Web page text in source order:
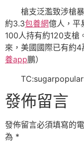
槍支泛濫致涉槍
約3.3包養網億人，平
100人持有約120支槍
來，美國國際已有約
養app鵬）
發佈留言
發佈留言必須填寫的
為 *